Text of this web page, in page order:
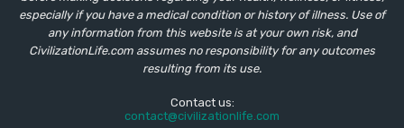
especially if you have a medical condition or history of illness. Use of
any information from this website is at your own risk, and
CivilizationLife.com assumes no responsibility for any outcomes
resulting from its use.
Contact us:
contact@civilizationlife.com